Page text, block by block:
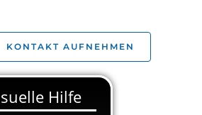
KONTAKT AUFNEHMEN
Studien